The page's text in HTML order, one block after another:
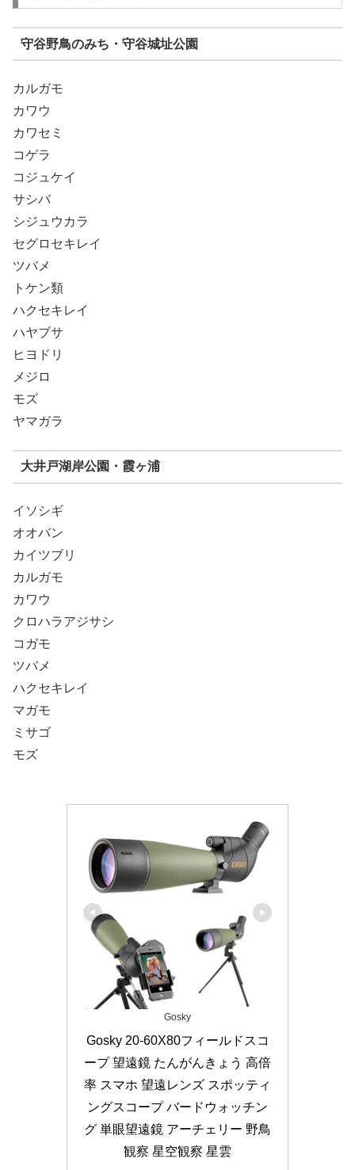
守谷野鳥のみち・守谷城址公園
カルガモ
カワウ
カワセミ
コゲラ
コジュケイ
サシバ
シジュウカラ
セグロセキレイ
ツバメ
トケン類
ハクセキレイ
ハヤブサ
ヒヨドリ
メジロ
モズ
ヤマガラ
大井戸湖岸公園・霞ヶ浦
イソシギ
オオバン
カイツブリ
カルガモ
カワウ
クロハラアジサシ
コガモ
ツバメ
ハクセキレイ
マガモ
ミサゴ
モズ
Gosky
Gosky 20-60X80フィールドスコ
ープ 望遠鏡 たんがんきょう 高倍
率 スマホ 望遠レンズ スポッティ
ングスコープ バードウォッチン
グ 単眼望遠鏡 アーチェリー 野鳥
観察 星空観察 星雲